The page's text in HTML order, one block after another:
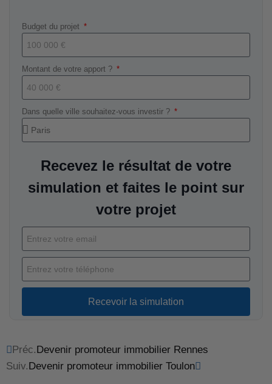
Budget du projet
Montant de votre apport ?
Dans quelle ville souhaitez-vous investir ?
Recevez le résultat de votre
simulation et faites le point sur
votre projet
Recevoir la simulation
Préc.Devenir promoteur immobilier Rennes
Suiv.Devenir promoteur immobilier Toulon